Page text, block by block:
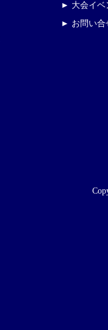
► 大会イベ
► お問い合